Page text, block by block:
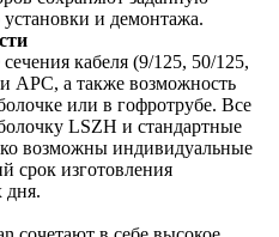
и демонтажа.
кабеля (9/125, 50/125,
APC, а также возможность
или в гофротрубе. Все
LSZH и стандартные
возможны индивидуальные
срок изготовления
дня.